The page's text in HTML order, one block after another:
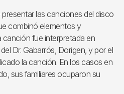
las canciones del disco
combinó elementos y
fue interpretada en
Dr. Gabarrós, Dorigen, y por el
la canción. En los casos en
sus familiares ocuparon su